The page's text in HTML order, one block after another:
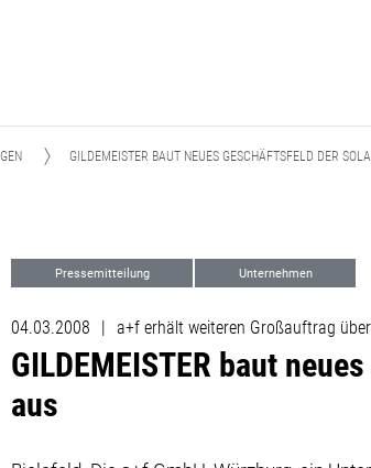
GILDEMEISTER BAUT NEUES GESCHÄFTSFELD DER
Pressemitteilung Unternehmen
04.03.2008 | a+f erhält weiteren Großauftrag
GILDEMEISTER baut
aus